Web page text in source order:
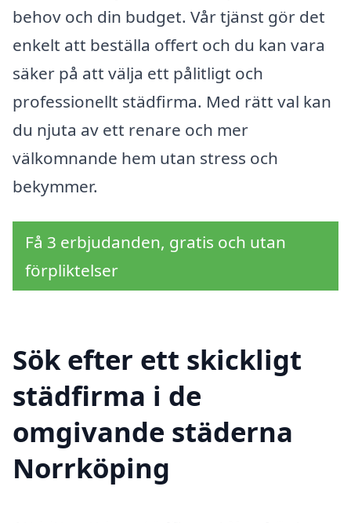
behov och din budget. Vår tjänst gör det
enkelt att beställa offert och du kan vara
säker på att välja ett pålitligt och
professionellt städfirma. Med rätt val kan
du njuta av ett renare och mer
välkomnande hem utan stress och
bekymmer.
Få 3 erbjudanden, gratis och utan
förpliktelser
Sök efter ett skickligt
städfirma i de
omgivande städerna
Norrköping